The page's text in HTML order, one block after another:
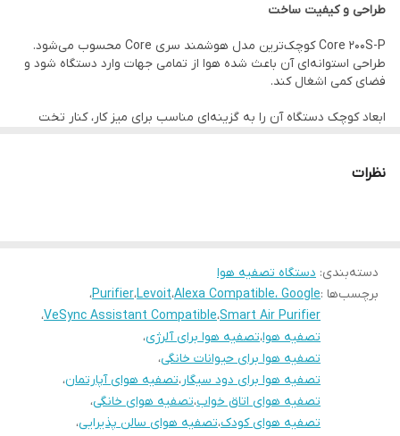
اپلیکیشن
اتصال Wi-Fi دارد
تایمر
مساحت مؤثر
استاندارد
35 متر مربع
حدود 170 متر مکعب بر ساعت
حداقل 24 دسی‌بل
توان مصرفی 37 وات
وضعیت عملکرد آن را مشاهده نمایید.
Google Assistant است که امکان کنترل صوتی دستگاه را فراهم
طراحی و کیفیت ساخت
Core 200S-P کوچک‌ترین مدل هوشمند سری Core محسوب می‌شود.
طراحی استوانه‌ای آن باعث شده هوا از تمامی جهات وارد دستگاه شود و
فضای کمی اشغال کند.
ابعاد کوچک دستگاه آن را به گزینه‌ای مناسب برای میز کار، کنار تخت
فیلتر اصلی جذب ذرات معلق
فیلتر کربن فعال
این ساختار قادر است:
نظرات
دسته‌بندی: دستگاه تصفیه هوا
برچسب‌ها :Alexa Compatible، Google،Levoit،Purifier،
Smart Air Purifier،VeSync Assistant Compatible،
تصفیه هوا،تصفیه هوا برای آلرژی،
تصفیه هوا برای حیوانات خانگی،
تصفیه هوا برای دود سیگار،تصفیه هوای آپارتمان،
تصفیه هوای اتاق خواب،تصفیه هوای خانگی،
تصفیه هوای کودک،تصفیه هوای سالن پذیرایی،